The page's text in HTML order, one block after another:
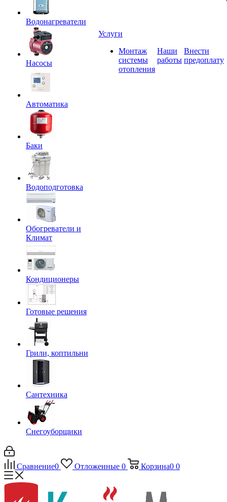
Водонагреватели
Насосы
Автоматика
Баки
Водоподготовка
Обогреватели и
Климат
Кондиционеры
Готовые решения
Грили, коптильни
Сантехника
Снегоуборщики
Услуги
Монтаж
системы
отопления
Наши
работы
Внести
предоплату
Сравнение0 Отложенные 0 Корзина0 0